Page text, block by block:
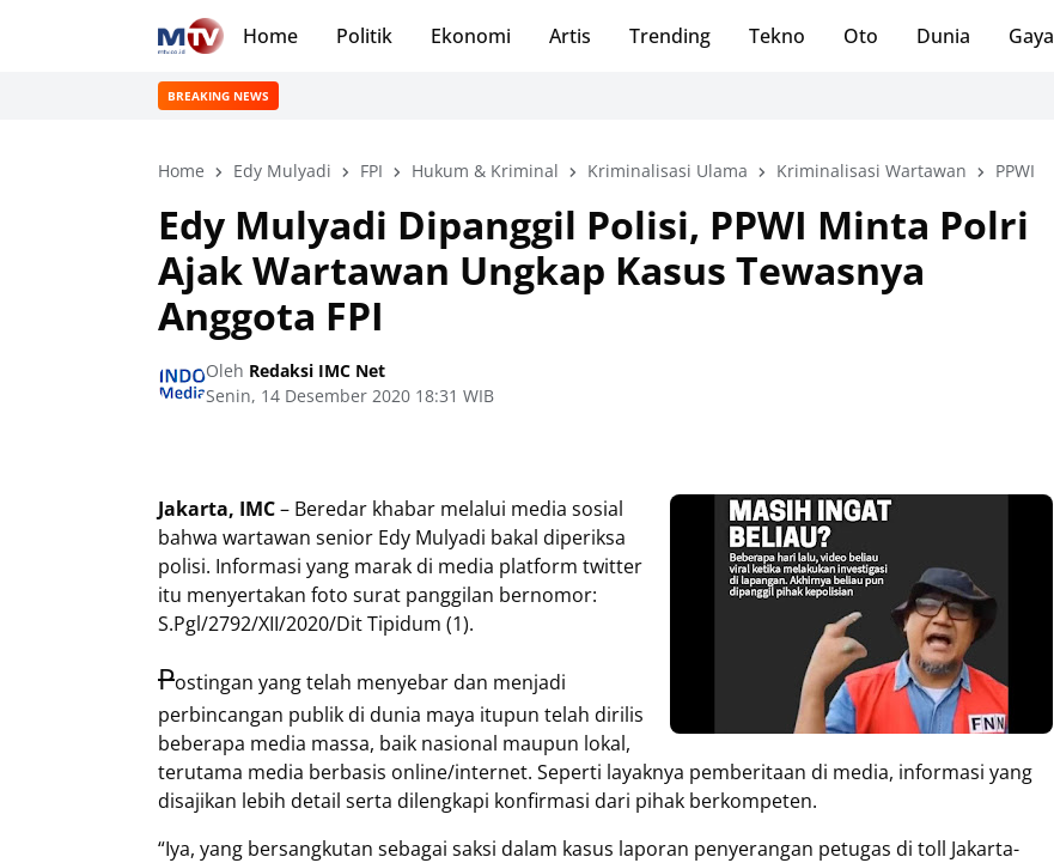
Home Politik Ekonomi Artis Trending Tekno Oto Dunia Gaya
BREAKING NEWS
Home Edy Mulyadi FPI Hukum & Kriminal Kriminalisasi Ulama Kriminalisasi Wartawan PPWI
Edy Mulyadi Dipanggil Polisi, PPWI Minta Polri
Ajak Wartawan Ungkap Kasus Tewasnya
Anggota FPI
Oleh Redaksi IMC Net
Senin, 14 Desember 2020 18:31 WIB
Jakarta, IMC– Beredar khabar melalui media sosial
bahwa wartawan senior Edy Mulyadi bakal diperiksa
polisi. Informasi yang marak di media platform twitter
itu menyertakan foto surat panggilan bernomor:
S.Pgl/2792/XII/2020/Dit Tipidum (1).
Postingan yang telah menyebar dan menjadi
perbincangan publik di dunia maya itupun telah dirilis
beberapa media massa, baik nasional maupun lokal,
terutama media berbasis online/internet. Seperti layaknya pemberitaan di media, informasi yang
disajikan lebih detail serta dilengkapi konfirmasi dari pihak berkompeten.
“Iya, yang bersangkutan sebagai saksi dalam kasus laporan penyerangan petugas di toll Jakarta-